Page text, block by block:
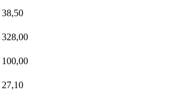
38,50
328,00
100,00
27,10